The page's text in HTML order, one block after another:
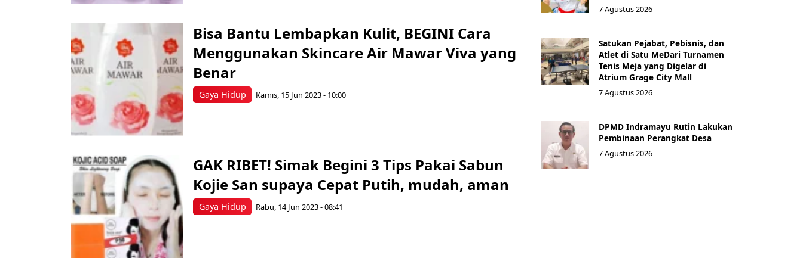
Gaya Hidup
Bisa Bantu Lembapkan Kulit, BEGINI Cara
Menggunakan Skincare Air Mawar Viva yang
Benar
Kamis, 15 Jun 2023 - 10:00
Gaya Hidup
GAK RIBET! Simak Begini 3 Tips Pakai Sabun
Kojie San supaya Cepat Putih, mudah, aman
Rabu, 14 Jun 2023 - 08:41
7 Agustus 2026
Satukan Pejabat, Pebisnis, dan
Atlet di Satu MeDari Turnamen
Tenis Meja yang Digelar di
Atrium Grage City Mall
7 Agustus 2026
DPMD Indramayu Rutin Lakukan
Pembinaan Perangkat Desa
7 Agustus 2026